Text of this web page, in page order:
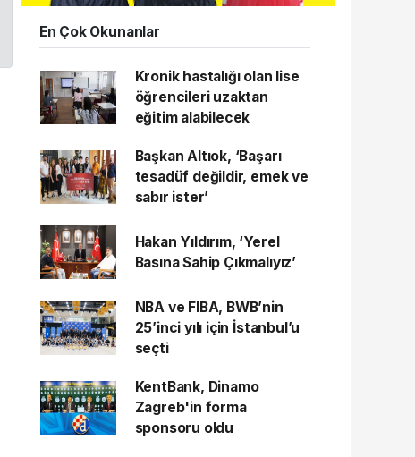
En Çok Okunanlar
Kronik hastalığı olan lise
öğrencileri uzaktan
eğitim alabilecek
Başkan Altıok, ‘Başarı
tesadüf değildir, emek ve
sabır ister’
Hakan Yıldırım, ‘Yerel
Basına Sahip Çıkmalıyız’
NBA ve FIBA, BWB’nin
25’inci yılı için İstanbul’u
seçti
KentBank, Dinamo
Zagreb'in forma
sponsoru oldu